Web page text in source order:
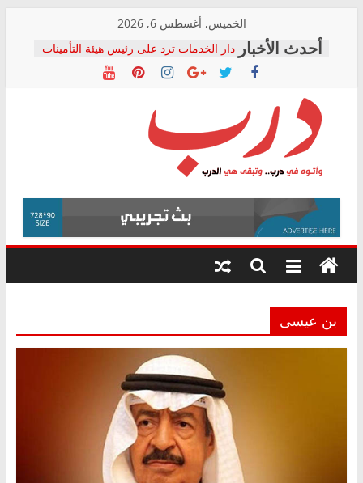
content
الخميس, أغسطس 6, 2026
دار الخدمات ترد على رئيس هيئة التأمينات
بعد مؤتمره الصحفي: إنكار الأزمة لا ينهي
معاناة أصحاب المعاشات.. ونطالب بكشف
فرحات سليمان يكتب: القطاع الصحي إلى
أين؟
حزب التحالف الشعبي يطلق لجنة “الحق
في الصحة” بالإسكندرية لرصد الانتهاكات
ودعم المرضى
الوزاري لمدينة الصحفيين.. وانتهاء أعمال
إنشاء المبنى الإداري
المجلس القومي لحقوق الإنسان يعلن
متابعة قضية الدكتور محمد زهران.. ويؤكد:
قرينة البراءة وضمانات المحاكمة العادلة
درب
وأتوه
درب..
وتبقى
هي
بن عيسى